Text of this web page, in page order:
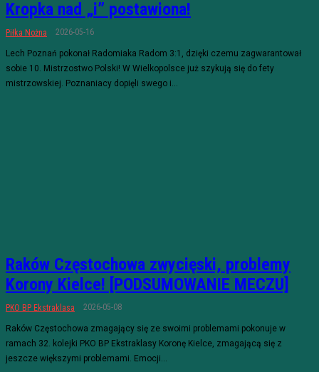
Kropka nad „i” postawiona!
Piłka Nożna 2026-05-16
Lech Poznań pokonał Radomiaka Radom 3:1, dzięki czemu zagwarantował
sobie 10. Mistrzostwo Polski! W Wielkopolsce już szykują się do fety
mistrzowskiej. Poznaniacy dopięli swego i...
Raków Częstochowa zwycięski, problemy
Korony Kielce! [PODSUMOWANIE MECZU]
PKO BP Ekstraklasa 2026-05-08
Raków Częstochowa zmagający się ze swoimi problemami pokonuje w
ramach 32. kolejki PKO BP Ekstraklasy Koronę Kielce, zmagającą się z
jeszcze większymi problemami. Emocji...